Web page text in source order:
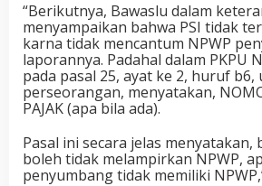
“Berikutnya, Bawaslu dalam
menyampaikan bahwa PSI tidak
karna tidak mencantum NPWP
laporannya. Padahal dalam PKPU
pada pasal 25, ayat ke 2, huruf b6,
perseorangan, menyatakan,
PAJAK (apa bila ada).
Pasal ini secara jelas menyatakan,
boleh tidak melampirkan NPWP,
penyumbang tidak memiliki